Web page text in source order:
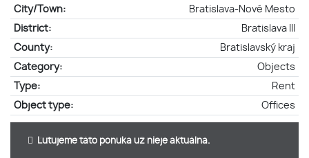
City/Town:
Bratislava-Nové Mesto
District:
Bratislava III
County:
Bratislavský kraj
Category:
Objects
Type:
Rent
Object type:
Offices
Ľutujeme táto ponuka už nieje aktuálna.